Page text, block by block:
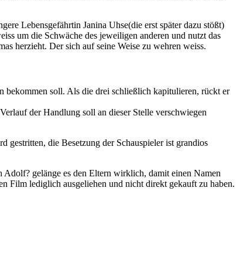
Lebensgefährtin Janina Uhse(die erst später dazu stößt)
um die Schwäche des jeweiligen anderen und nutzt das
herzieht. Der sich auf seine Weise zu wehren weiss.
bekommen soll. Als die drei schließlich kapitulieren, rückt er
der Handlung soll an dieser Stelle verschwiegen
gestritten, die Besetzung der Schauspieler ist grandios
gelänge es den Eltern wirklich, damit einen Namen
Film lediglich ausgeliehen und nicht direkt gekauft zu haben.